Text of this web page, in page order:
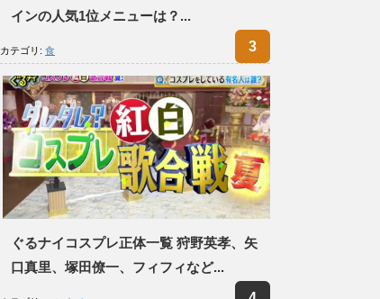
インの人気1位メニューは？...
カテゴリ: 食
ぐるナイコスプレ正体一覧 狩野英孝、矢
口真里、塚田僚一、フィフィなど...